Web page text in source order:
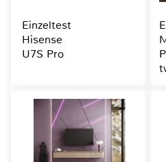
Einzeltest
Hisense
U7S Pro